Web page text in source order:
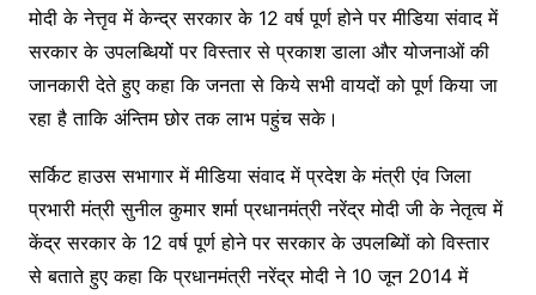
मोदी के नेत्तृव में केन्द्र सरकार के 12 वर्ष पूर्ण होने पर मीडिया संवाद में
सरकार के उपलब्धियोें पर विस्तार से प्रकाश डाला और योजनाओं की
जानकारी देते हुए कहा कि जनता से किये सभी वायदों को पूर्ण किया जा
रहा है ताकि अंन्तिम छोर तक लाभ पहुंच सके।
सर्किट हाउस सभागार में मीडिया संवाद में प्रदेश के मंत्री एंव जिला
प्रभारी मंत्री सुनील कुमार शर्मा प्रधानमंत्री नरेंद्र मोदी जी के नेतृत्व में
केंद्र सरकार के 12 वर्ष पूर्ण होने पर सरकार के उपलब्यिों को विस्तार
से बताते हुए कहा कि प्रधानमंत्री नरेंद्र मोदी ने 10 जून 2014 में